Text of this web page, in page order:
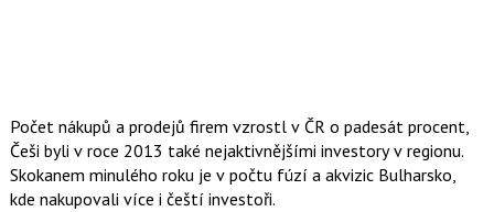
Počet nákupů a prodejů firem vzrostl v ČR o padesát procent,
Češi byli v roce 2013 také nejaktivnějšími investory v regionu.
Skokanem minulého roku je v počtu fúzí a akvizic Bulharsko,
kde nakupovali více i čeští investoři.